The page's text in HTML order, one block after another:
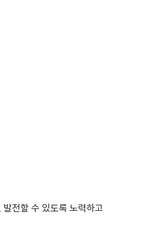
전할 수 있도록 노력하고